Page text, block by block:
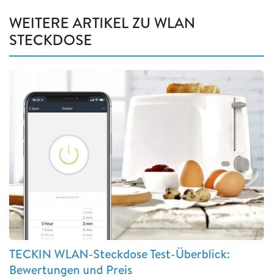
WEITERE ARTIKEL ZU WLAN
STECKDOSE
TECKIN WLAN-Steckdose Test-Überblick:
Bewertungen und Preis